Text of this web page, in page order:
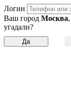
Логин
Ваш город Москва,
угадали?